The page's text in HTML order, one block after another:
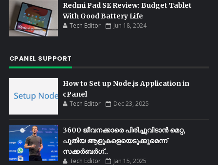
Redmi Pad SE Review: Budget Tablet
With Good Battery Life
Tech Editor Jun 18, 2024
CPANEL SUPPORT
How to Set up Node.js Application in
cPanel
Tech Editor Dec 23, 2025
3600 ജീവനക്കാരെ പിരിച്ചുവിടാൻ മെറ്റ,
പുതിയ ആളുകളെയെടുക്കുമെന്ന്
സക്കർബർഗ്..
Tech Editor Jan 15, 2025